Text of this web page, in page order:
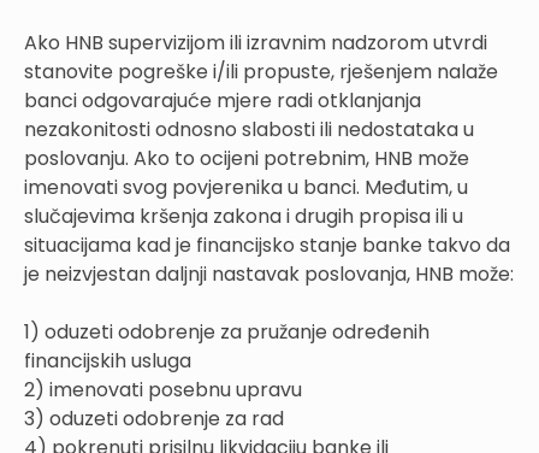
Ako HNB supervizijom ili izravnim nadzorom utvrdi
stanovite pogreške i/ili propuste, rješenjem nalaže
banci odgovarajuće mjere radi otklanjanja
nezakonitosti odnosno slabosti ili nedostataka u
poslovanju. Ako to ocijeni potrebnim, HNB može
imenovati svog povjerenika u banci. Međutim, u
slučajevima kršenja zakona i drugih propisa ili u
situacijama kad je financijsko stanje banke takvo da
je neizvjestan daljnji nastavak poslovanja, HNB može:
1) oduzeti odobrenje za pružanje određenih
financijskih usluga
2) imenovati posebnu upravu
3) oduzeti odobrenje za rad
4) pokrenuti prisilnu likvidaciju banke ili